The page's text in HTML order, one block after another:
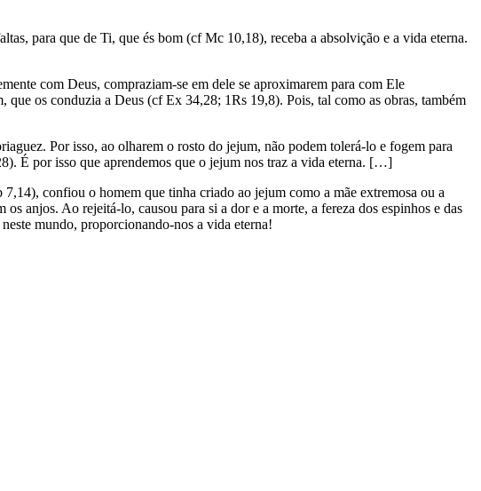
para que de Ti, que és bom (cf Mc 10,18), receba a absolvição e a vida eterna.
com Deus, compraziam-se em dele se aproximarem para com Ele
os conduzia a Deus (cf Ex 34,28; 1Rs 19,8). Pois, tal como as obras, também
Por isso, ao olharem o rosto do jejum, não podem tolerá-lo e fogem para
É por isso que aprendemos que o jejum nos traz a vida eterna. […]
confiou o homem que tinha criado ao jejum como a mãe extremosa ou a
anjos. Ao rejeitá-lo, causou para si a dor e a morte, a fereza dos espinhos e das
mundo, proporcionando-nos a vida eterna!